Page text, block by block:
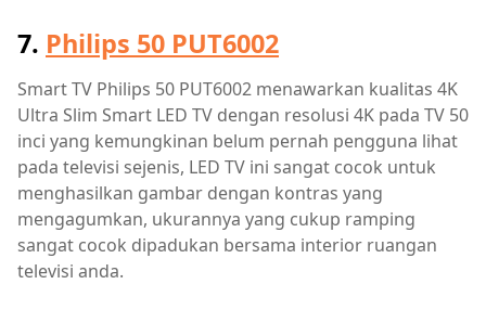
7. Philips 50 PUT6002
Smart TV Philips 50 PUT6002 menawarkan kualitas 4K
Ultra Slim Smart LED TV dengan resolusi 4K pada TV 50
inci yang kemungkinan belum pernah pengguna lihat
pada televisi sejenis, LED TV ini sangat cocok untuk
menghasilkan gambar dengan kontras yang
mengagumkan, ukurannya yang cukup ramping
sangat cocok dipadukan bersama interior ruangan
televisi anda.